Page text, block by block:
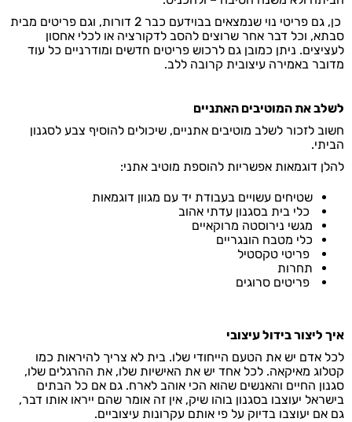
כן, גם פריטי נוי שנמצאים בבוידעם כבר 2 דורות, וגם פריטים מבית
סבתא, וכל דבר אחר שרוצים להסב לדקורציה או לכלי אחסון
לעציצים. ניתן כמובן גם לרכוש פריטים חדשים ומודרניים כל עוד
מדובר באמירה עיצובית קרובה ללב.
לשלב את המוטיבים האתניים
חשוב לזכור לשלב מוטיבים אתניים, שיכולים להוסיף צבע לסגנון
הביתי.
להלן דוגמאות אפשריות להוספת מוטיב אתני:
שטיחים עשויים בעבודת יד עם מגוון דוגמאות
כלי בית בסגנון עדתי אהוב
מגשי נירוסטה מרוקאיים
כלי מטבח הונגריים
פריטי טקסטיל
תחרות
פריטים סרוגים
איך ליצור בידול עיצובי
לכל אדם יש את הטעם הייחודי שלו. בית לא צריך להיראות כמו
קטלוג מאיקאה. לכל אחד יש את האישיות שלו, את ההרגלים שלו,
סגנון החיים והאנשים שהוא הכי אוהב לארח. גם אם כל הבתים
בישראל יעוצבו בסגנון בוהו שיק, אין זה אומר שהם ייראו אותו דבר,
גם אם יעוצבו בדיוק על פי אותם עקרונות עיצוביים.